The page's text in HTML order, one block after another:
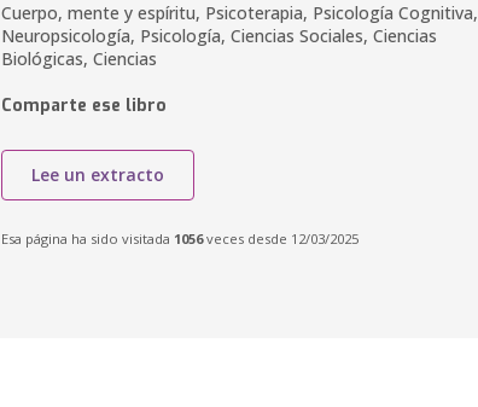
Cuerpo, mente y espíritu, Psicoterapia, Psicología Cognitiva,
Neuropsicología, Psicología, Ciencias Sociales, Ciencias
Biológicas, Ciencias
Comparte ese libro
Lee un extracto
Esa página ha sido visitada 1056veces desde 12/03/2025